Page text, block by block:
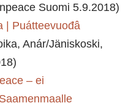
Suomi 5.9.2018)
| Puátteevuođâ
Anár/Jäniskoski,
– ei